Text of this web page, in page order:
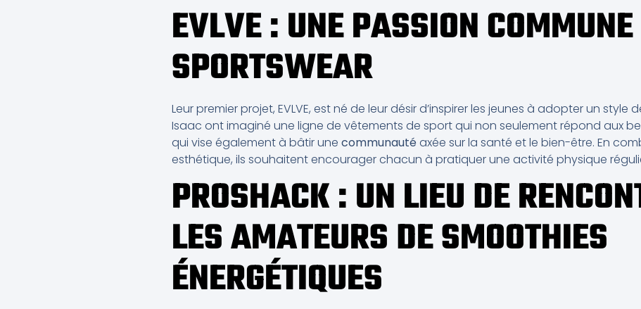
EVLVE : UNE PASSION
SPORTSWEAR
Leur premier projet, EVLVE, est né de leur désir d’inspirer les jeunes à adopter un style
Isaac ont imaginé une ligne de vêtements de sport qui non seulement répond aux
qui vise également à bâtir une communautéaxée sur la santé et le bien-être. En
esthétique, ils souhaitent encourager chacun à pratiquer une activité physique
PROSHACK : UN LIEU DE
LES AMATEURS DE SMOOTHIES
ÉNERGÉTIQUES